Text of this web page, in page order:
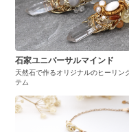
石家ユニバーサルマインド
天然石で作るオリジナルのヒーリン
テム